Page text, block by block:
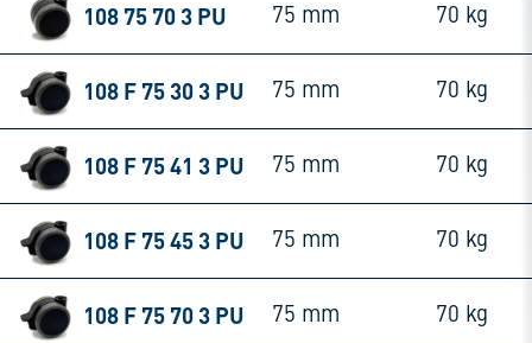
108 75 70 3 PU 75 mm 70 kg
108 F 75 30 3 PU 75 mm 70 kg
108 F 75 41 3 PU 75 mm 70 kg
108 F 75 45 3 PU 75 mm 70 kg
108 F 75 70 3 PU 75 mm 70 kg